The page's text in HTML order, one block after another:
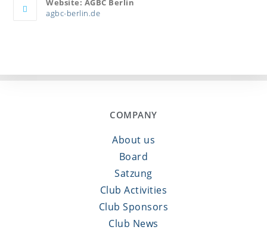
Website: AGBC Berlin
agbc-berlin.de
COMPANY
About us
Board
Satzung
Club Activities
Club Sponsors
Club News